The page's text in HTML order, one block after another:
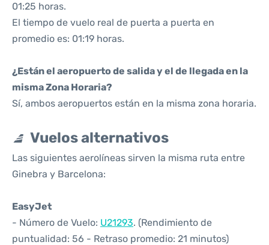
01:25 horas.
El tiempo de vuelo real de puerta a puerta en
promedio es: 01:19 horas.
¿Están el aeropuerto de salida y el de llegada en la
misma Zona Horaria?
Sí, ambos aeropuertos están en la misma zona horaria.
Vuelos alternativos
Las siguientes aerolíneas sirven la misma ruta entre
Ginebra y Barcelona:
EasyJet
- Número de Vuelo: U21293. (Rendimiento de
puntualidad: 56 - Retraso promedio: 21 minutos)